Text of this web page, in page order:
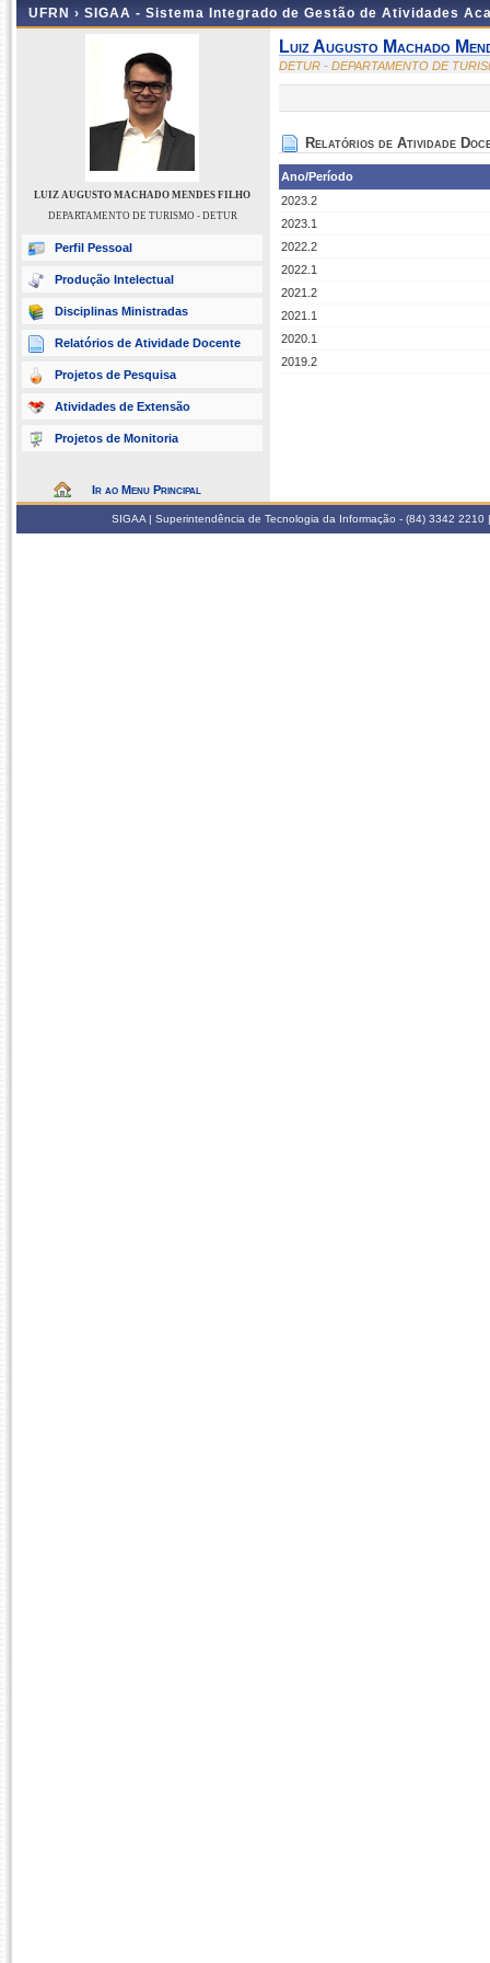
UFRN › SIGAA - Sistema Integrado de Gestão de Atividades
LUIZ AUGUSTO MACHADO MENDES FILHO
DEPARTAMENTO DE TURISMO - DETUR
Perfil Pessoal
Produção Intelectual
Disciplinas Ministradas
Relatórios de Atividade Docente
Projetos de Pesquisa
Atividades de Extensão
Projetos de Monitoria
Ir ao Menu Principal
Luiz Augusto Machado
DETUR - DEPARTAMENTO DE
Relatórios de Atividade
Ano/Período
2023.2
2023.1
2022.2
2022.1
2021.2
2021.1
2020.1
2019.2
SIGAA | Superintendência de Tecnologia da Informação - (84) 3342